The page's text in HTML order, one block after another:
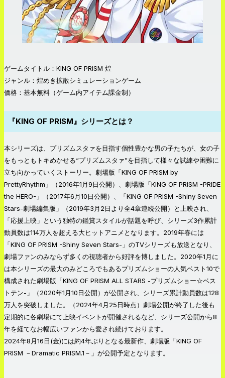
ゲームタイトル：KING OF PRISM 煌
ジャンル：煌めき拡散シミュレーションゲーム
価格：基本無料（ゲーム内アイテム課金制）
『KING OF PRISM』シリーズとは？
本シリーズは、プリズムスタァを目指す個性豊かな男の子たちが、女の子
をもっともトキめかせる“プリズムスタァ”を目指して様々な試練や困難に
立ち向かっていくストーリー。劇場版「KING OF PRISM by
PrettyRhythm」（2016年1月9日公開）、劇場版「KING OF PRISM -PRIDE
the HERO-」（2017年6月10日公開）、「KING OF PRISM -Shiny Seven
Stars-劇場編集版」（2019年3月2日より全4章連続公開）と上映され、
「応援上映」という独特の鑑賞スタイルが話題を呼び、シリーズ3作累計
動員数は114万人を超える大ヒットアニメとなります。2019年春には
「KING OF PRISM -Shiny Seven Stars-」のTVシリーズも放送となり、
劇場ファンのみならず多くの視聴者から好評を博しました。2020年1月に
は本シリーズの最大のみどころでもあるプリズムショーの人気ベスト10で
構成された劇場版「KING OF PRISM ALL STARS -プリズムショー☆ベス
トテン-」（2020年1月10日公開）が公開され、シリーズ累計動員数は128
万人を突破しました。（2024年4月25日時点）劇場公開が終了した後も
定期的に各劇場にて上映イベントが開催されるなど、シリーズ公開から8
年を経てなお幅広いファンから愛され続けております。
2024年8月16日(金)には約4年ぶりとなる最新作、劇場版「KING OF
PRISM －Dramatic PRISM.1－」が公開予定となります。